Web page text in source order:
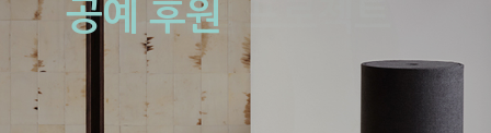
공예 후원
예올×샤넬 프로젝트